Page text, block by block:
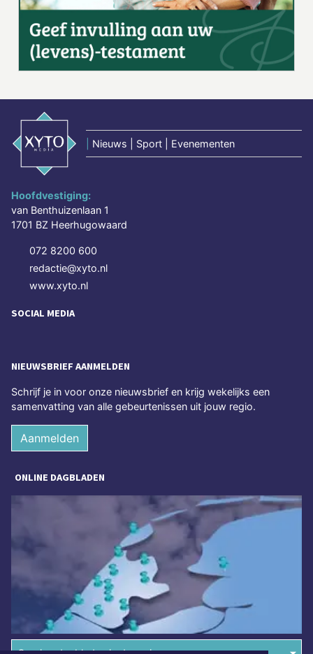
Nieuws | Sport | Evenementen
Hoofdvestiging:
van Benthuizenlaan 1
1701 BZ Heerhugowaard
072 8200 600
redactie@xyto.nl
www.xyto.nl
SOCIAL MEDIA
NIEUWSBRIEF AANMELDEN
Schrijf je in voor onze nieuwsbrief en krijg wekelijks een
samenvatting van alle gebeurtenissen uit jouw regio.
Aanmelden
ONLINE DAGBLADEN